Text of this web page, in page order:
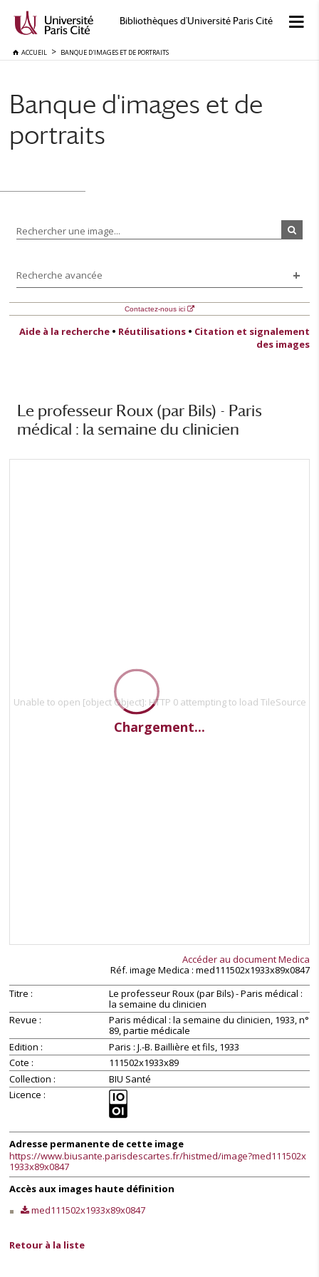
Bibliothèques d'Université Paris Cité
ACCUEIL BANQUE D'IMAGES ET DE PORTRAITS
Banque d'images et de
portraits
Rechercher une image...
Recherche avancée
Contactez-nous ici
Aide à la recherche • Réutilisations • Citation et signalement
des images
Le professeur Roux (par Bils) - Paris
médical : la semaine du clinicien
Unable to open [object Object]: HTTP 0 attempting to load TileSource
Chargement...
Accéder au documentMedica
Réf. image Medica : med111502x1933x89x0847
Titre
Le professeur Roux (par Bils) - Paris médical :
la semaine du clinicien
Revue
Paris médical : la semaine du clinicien, 1933, n°
89, partie médicale
Edition
Paris : J.-B. Baillière et fils, 1933
Cote
111502x1933x89
Collection
BIU Santé
Licence
Adresse permanente de cette image
https://www.biusante.parisdescartes.fr/histmed/image?med111502x
1933x89x0847
Accès aux images haute définition
med111502x1933x89x0847
Retour à la liste